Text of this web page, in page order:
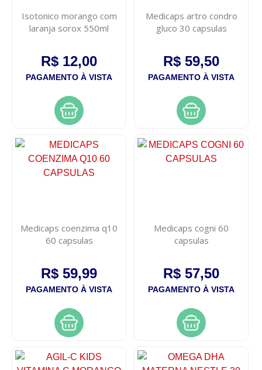
Isotonico morango com
laranja sorox 550ml
R$ 12,00
PAGAMENTO À VISTA
Medicaps artro condro
gluco 30 capsulas
R$ 59,50
PAGAMENTO À VISTA
Medicaps coenzima q10
60 capsulas
R$ 59,99
PAGAMENTO À VISTA
Medicaps cogni 60
capsulas
R$ 57,50
PAGAMENTO À VISTA